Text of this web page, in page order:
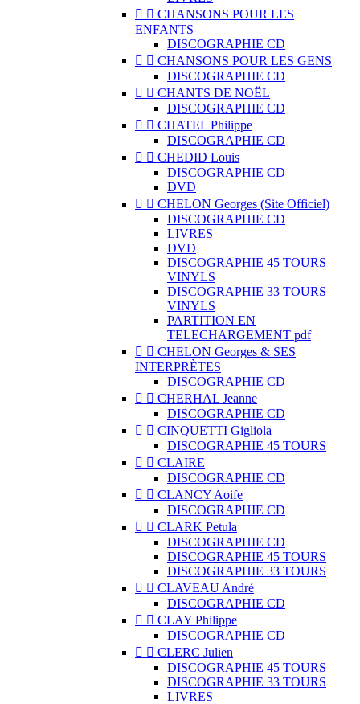
  CHANSONS POUR LES
ENFANTS
DISCOGRAPHIE CD
  CHANSONS POUR LES GENS
DISCOGRAPHIE CD
  CHANTS DE NOËL
DISCOGRAPHIE CD
  CHATEL Philippe
DISCOGRAPHIE CD
  CHEDID Louis
DISCOGRAPHIE CD
DVD
  CHELON Georges (Site Officiel)
DISCOGRAPHIE CD
LIVRES
DVD
DISCOGRAPHIE 45 TOURS
VINYLS
DISCOGRAPHIE 33 TOURS
VINYLS
PARTITION EN
TELECHARGEMENT pdf
  CHELON Georges & SES
INTERPRÈTES
DISCOGRAPHIE CD
  CHERHAL Jeanne
DISCOGRAPHIE CD
  CINQUETTI Gigliola
DISCOGRAPHIE 45 TOURS
  CLAIRE
DISCOGRAPHIE CD
  CLANCY Aoife
DISCOGRAPHIE CD
  CLARK Petula
DISCOGRAPHIE CD
DISCOGRAPHIE 45 TOURS
DISCOGRAPHIE 33 TOURS
  CLAVEAU André
DISCOGRAPHIE CD
  CLAY Philippe
DISCOGRAPHIE CD
  CLERC Julien
DISCOGRAPHIE 45 TOURS
DISCOGRAPHIE 33 TOURS
LIVRES